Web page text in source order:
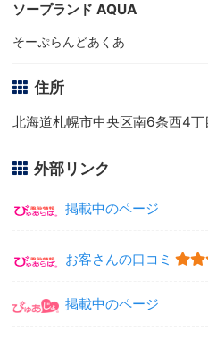
ソープランド AQUA
そーぷらんどあくあ
住所
北海道札幌市中央区南6条西4
外部リンク
掲載中のページ
お客さんの口コミ
掲載中のページ